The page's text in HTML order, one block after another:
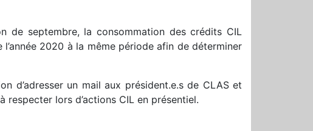
de septembre, la consommation des crédits CIL
2020 à la même période afin de déterminer
d’adresser un mail aux président.e.s de CLAS et
lors d’actions CIL en présentiel.